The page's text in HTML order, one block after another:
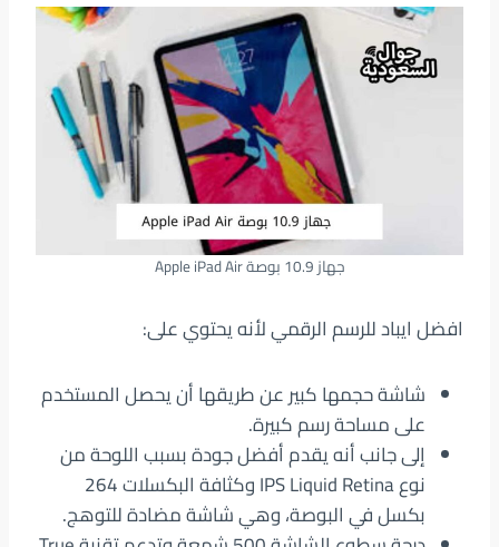
جهاز 10.9 بوصة Apple iPad Air
افضل ايباد للرسم الرقمي لأنه يحتوي على:
شاشة حجمها كبير عن طريقها أن يحصل المستخدم
على مساحة رسم كبيرة.
إلى جانب أنه يقدم أفضل جودة بسبب اللوحة من
نوع IPS Liquid Retina وكثافة البكسلات 264
بكسل في البوصة، وهي شاشة مضادة للتوهج.